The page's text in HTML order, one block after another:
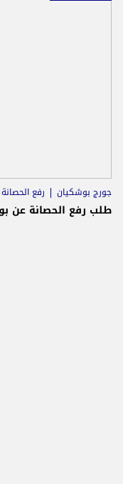
جورج بوشكيان رفع الحصانة
طلب رفع الحصانة عن